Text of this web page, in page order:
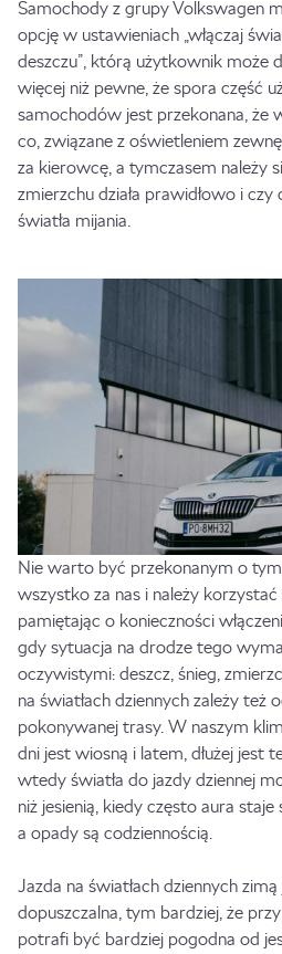
Samochody z grupy Volkswagen
opcję w ustawieniach „włączaj
deszczu”, którą użytkownik może
więcej niż pewne, że spora część
samochodów jest przekonana, że
co, związane z oświetleniem
za kierowcę, a tymczasem należy
zmierzchu działa prawidłowo i
światła mijania.
Nie warto być przekonanym o
wszystko za nas i należy
pamiętając o konieczności
gdy sytuacja na drodze tego
oczywistymi: deszcz, śnieg,
na światłach dziennych zależy też
pokonywanej trasy. W naszym
dni jest wiosną i latem, dłużej jest
wtedy światła do jazdy dziennej
niż jesienią, kiedy często aura
a opady są codziennością.
Jazda na światłach dziennych
dopuszczalna, tym bardziej, że
potrafi być bardziej pogodna od